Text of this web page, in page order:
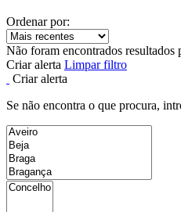
Ordenar por:
Não foram encontrados resultados
Criar alerta Limpar filtro
Criar alerta
Se não encontra o que procura,